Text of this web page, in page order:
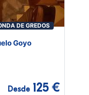
DE GREDOS
Goyo
Desde 125 €